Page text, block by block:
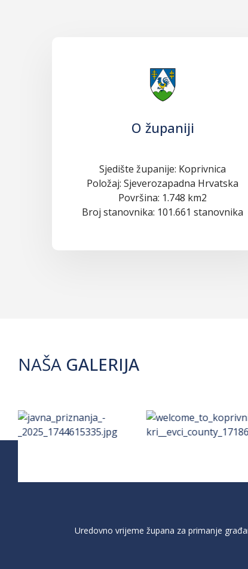
O županiji
Sjedište županije: Koprivnica
Položaj: Sjeverozapadna Hrvatska
Površina: 1.748 km2
Broj stanovnika: 101.661 stanovnika
NAŠA GALERIJA
Uredovno vrijeme župana za primanje